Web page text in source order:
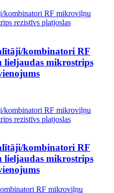
kombinatori RF
mikrostrips
kombinatori RF
mikrostrips